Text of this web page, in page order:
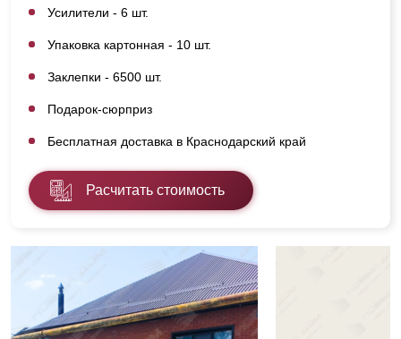
Усилители - 6 шт.
Упаковка картонная - 10 шт.
Заклепки - 6500 шт.
Подарок-сюрприз
Бесплатная доставка в Краснодарский край
Расчитать стоимость